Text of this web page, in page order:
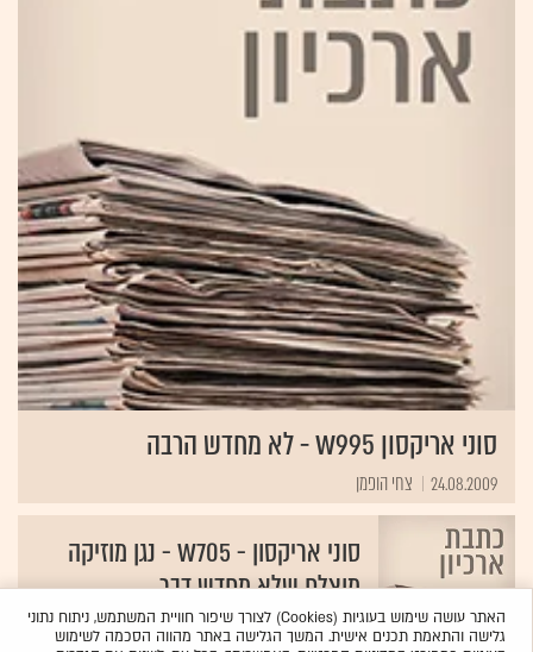
סוני אריקסון W995 - לא מחדש הרבה
24.08.2009 צחי הופמן
סוני אריקסון - W705 - נגן מוזיקה
מוצלח שלא מחדש דבר
23.06.2009 צחי הופמן
האתר עושה שימוש בעוגיות (Cookies) לצורך שיפור חוויית המשתמש, ניתוח נתוני
גלישה והתאמת תכנים אישית. המשך הגלישה באתר מהווה הסכמה לשימוש